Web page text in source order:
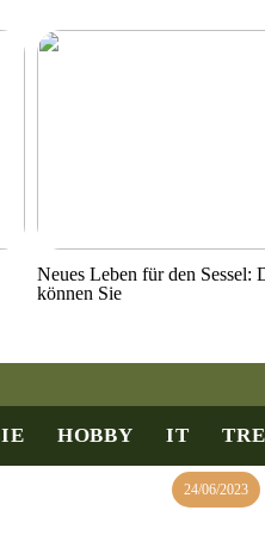
Neues Leben für den Sessel:
können Sie
HOBBY IT
24/06/2023